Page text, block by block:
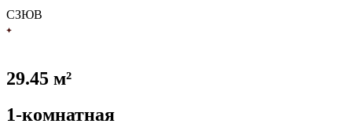
СЗЮВ
29.45 м²
1-комнатная